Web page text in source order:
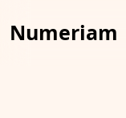
Numeriam